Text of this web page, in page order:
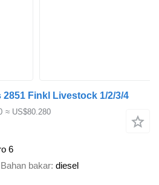
Finkl Livestock 1/2/3/4
≈ US$80.280
6
Bahan bakar diesel